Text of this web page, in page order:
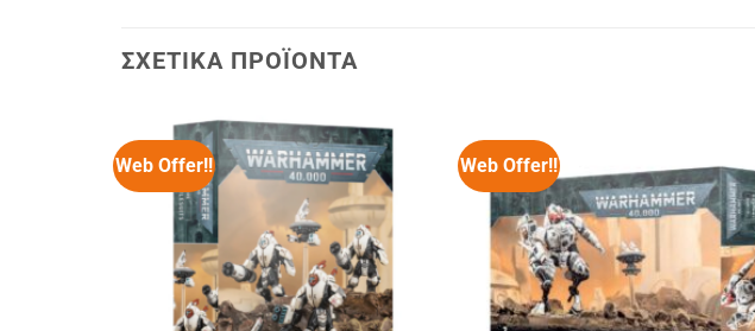
ΣΧΕΤΙΚΆ ΠΡΟΪΌΝΤΑ
Web Offer!! Web Offer!!